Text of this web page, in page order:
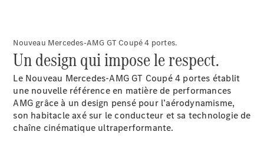
Berlines
CLA
Nouveau Électrique
CLA Nouveau
Classe C
Berline
Classe
C
Berline
Nouveau Électrique
Nouveau Mercedes-AMG GT Coupé 4 portes.
Un design qui impose le respect.
Le Nouveau Mercedes-AMG GT Coupé 4 portes établit
une nouvelle référence en matière de performances
AMG grâce à un design pensé pour l’aérodynamisme,
son habitacle axé sur le conducteur et sa technologie de
chaîne cinématique ultraperformante.